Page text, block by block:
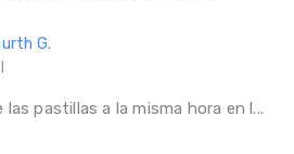
G.
pastillas a la misma hora en l...